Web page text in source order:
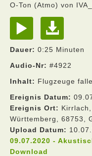
O-Ton (Atmo) von
Dauer: 0:25 Minuten
Audio-Nr: #4922
Inhalt: Flugzeuge
Ereignis Datum:
Ereignis Ort:
Württemberg, 68753,
Upload Datum:
09.07.2020 -
Download